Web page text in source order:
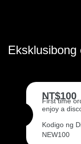
NT$100
First time
enjoy a
Kodigo ng
NEW100